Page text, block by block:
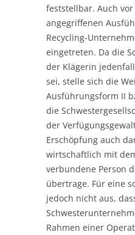
feststellbar. Auch
angegriffenen
Recycling-
eingetreten. Da die
der Klägerin
sei, stelle sich die
Ausführungsform II
die
der
Erschöpfung auch
wirtschaftlich mit
verbundene Person
übertrage. Für eine
jedoch nicht aus,
Rahmen einer